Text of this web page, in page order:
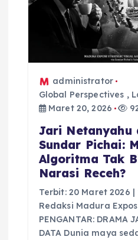
administrator
Global Perspectives ,
Maret 20, 2026
Jari Netanyahu
Sundar Pichai:
Algoritma Tak
Narasi Receh?
Terbit: 20 Maret 2026 |
Redaksi Madura
PENGANTAR: DRAMA
DATA Dunia maya